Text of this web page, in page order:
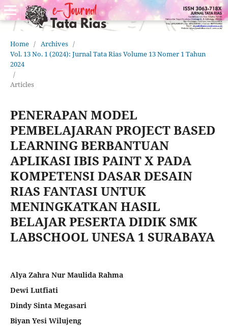
Home / Archives /
Vol. 13 No. 1 (2024): Jurnal Tata Rias Volume 13 Nomer 1 Tahun
2024
/
Articles
PENERAPAN MODEL
PEMBELAJARAN PROJECT BASED
LEARNING BERBANTUAN
APLIKASI IBIS PAINT X PADA
KOMPETENSI DASAR DESAIN
RIAS FANTASI UNTUK
MENINGKATKAN HASIL
BELAJAR PESERTA DIDIK SMK
LABSCHOOL UNESA 1 SURABAYA
Alya Zahra Nur Maulida Rahma
Dewi Lutfiati
Dindy Sinta Megasari
Biyan Yesi Wilujeng